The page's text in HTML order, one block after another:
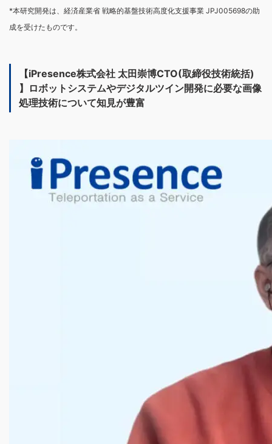
*本研究開発は、経済産業省 戦略的基盤技術高度化支援事業 JPJ005698の助
成を受けたものです。
【iPresence株式会社 太田崇博CTO(取締役技術統括)
】ロボットシステムやデジタルツイン開発に必要な画像
処理技術について知見が豊富